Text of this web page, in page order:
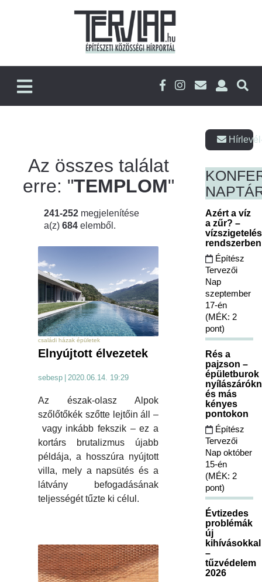
Az összes találat
erre: "TEMPLOM"
241-252 megjelenítése
a(z) 684 elemből.
családi házak épületek
Elnyújtott élvezetek
sebesp 2020.06.14. 19:29
Az észak-olasz Alpok
szőlőtőkék szőtte lejtőin áll –
vagy inkább fekszik – ez a
kortárs brutalizmus újabb
példája, a hosszúra nyújtott
villa, mely a napsütés és a
látvány befogadásának
teljességét tűzte ki célul.
Azért a víz
a zűr? –
Építész
Tervezői
Nap
szeptember
17-én
(MÉK: 2
pont)
Rés a
pajzson –
épületburok
és más
kényes
pontokon
Építész
Tervezői
Nap október
15-én
(MÉK: 2
pont)
Évtizedes
problémák
új
kihívásokkal
–
tűzvédelem
2026